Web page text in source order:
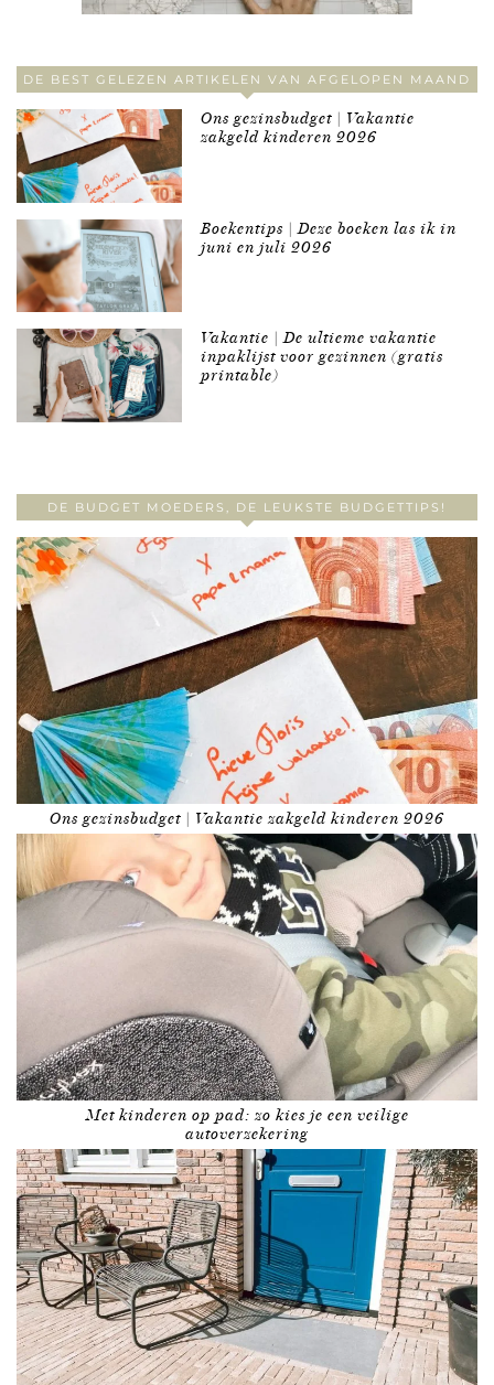
DE BEST GELEZEN ARTIKELEN VAN AFGELOPEN MAAND
Ons gezinsbudget | Vakantie
zakgeld kinderen 2026
Boekentips | Deze boeken las ik in
juni en juli 2026
Vakantie | De ultieme vakantie
inpaklijst voor gezinnen (gratis
printable)
DE BUDGET MOEDERS, DE LEUKSTE BUDGETTIPS!
Ons gezinsbudget | Vakantie zakgeld kinderen 2026
Met kinderen op pad: zo kies je een veilige
autoverzekering